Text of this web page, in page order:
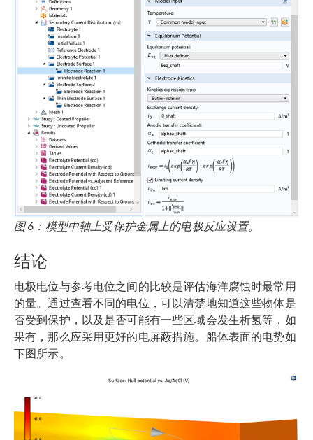
图 6：模型中轴上受保护金属上的电极反应设置。
结论
电极电位与参考电位之间的比较是评估海洋腐蚀时最常用
的量。通过查看不同的电位，可以清楚地知道这些物体是
否受到保护，以及是否可能有一些区域会发生析氢等，如
果有，那么应采用更好的电屏蔽措施。船体表面的电势如
下图所示。